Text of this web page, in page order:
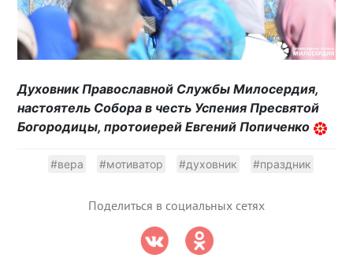
Духовник Православной Службы Милосердия,
настоятель Собора в честь Успения Пресвятой
Богородицы, протоиерей Евгений Попиченко
#вера #мотиватор #духовник #праздник
Поделиться в социальных сетях